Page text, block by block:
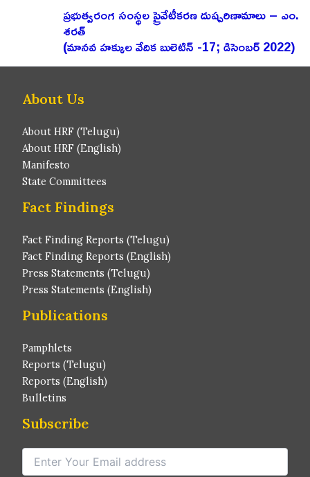
ప్రభుత్వరంగ సంస్థల ప్రైవేటీకరణ దుష్పరిణామాలు – ఎం.
శరత్‌
(మానవ హక్కుల వేదిక బులెటిన్ -17; డిసెంబర్ 2022)
About Us
About HRF (Telugu)
About HRF (English)
Manifesto
State Committees
Fact Findings
Fact Finding Reports (Telugu)
Fact Finding Reports (English)
Press Statements (Telugu)
Press Statements (English)
Publications
Pamphlets
Reports (Telugu)
Reports (English)
Bulletins
Subscribe